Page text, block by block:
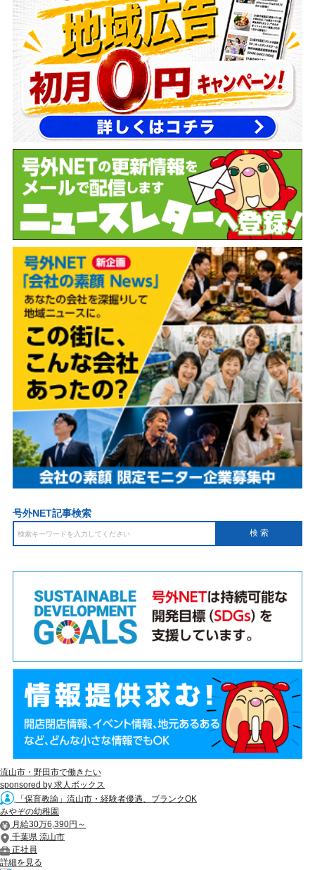
号外NET記事検索
流山市・野田市で働きたい
sponsored by 求人ボックス
「保育教諭」流山市・経験者優遇、ブランクOK
みやぞの幼稚園
月給30万6,390円～
千葉県 流山市
正社員
詳細を見る